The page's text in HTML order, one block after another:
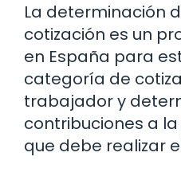
La determinación
cotización es un
en España para
categoría de
trabajador y
contribuciones a
que debe realizar